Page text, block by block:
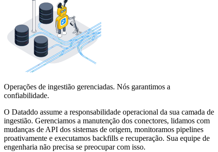
Operações de ingestião gerenciadas. Nós garantimos a
confiabilidade.
O Dataddo assume a responsabilidade operacional da sua camada de
ingestião. Gerenciamos a manutenção dos conectores, lidamos com
mudanças de API dos sistemas de origem, monitoramos pipelines
proativamente e executamos backfills e recuperação. Sua equipe de
engenharia não precisa se preocupar com isso.